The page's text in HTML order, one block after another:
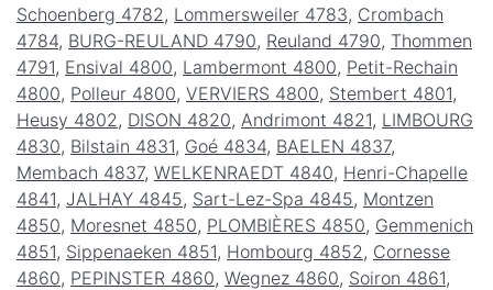
Schoenberg 4782 , Lommersweiler 4783, Crombach
4784, BURG-REULAND 4790, Reuland 4790, Thommen
4791, Ensival 4800, Lambermont 4800, Petit-Rechain
4800, Polleur 4800, VERVIERS 4800, Stembert 4801,
Heusy 4802 , DISON 4820, Andrimont 4821, LIMBOURG
4830, Bilstain 4831, Goé 4834, BAELEN 4837,
Membach 4837, WELKENRAEDT 4840, Henri-Chapelle
4841, JALHAY 4845, Sart-Lez-Spa 4845, Montzen
4850, Moresnet 4850, PLOMBIÈRES 4850, Gemmenich
4851, Sippenaeken 4851, Hombourg 4852 , Cornesse
4860, PEPINSTER 4860, Wegnez 4860, Soiron 4861,